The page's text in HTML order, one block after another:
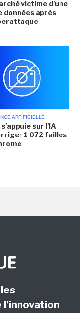
victime d'une
données après
ARTIFICIELLE
s'appuie sur l'IA
1 072 failles